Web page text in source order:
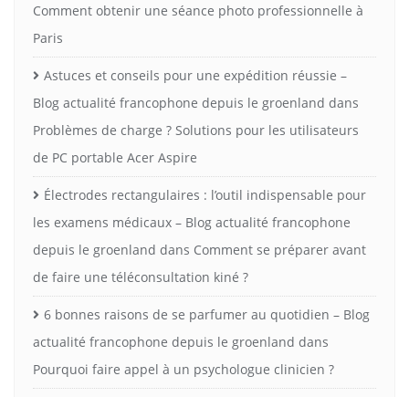
Comment obtenir une séance photo professionnelle à
Paris
Astuces et conseils pour une expédition réussie –
Blog actualité francophone depuis le groenland dans
Problèmes de charge ? Solutions pour les utilisateurs
de PC portable Acer Aspire
Électrodes rectangulaires : l’outil indispensable pour
les examens médicaux – Blog actualité francophone
depuis le groenland dans Comment se préparer avant
de faire une téléconsultation kiné ?
6 bonnes raisons de se parfumer au quotidien – Blog
actualité francophone depuis le groenland dans
Pourquoi faire appel à un psychologue clinicien ?